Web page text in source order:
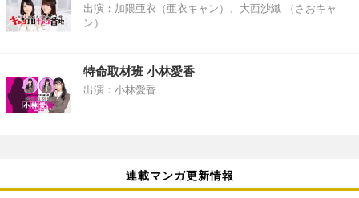
出演：加隈亜衣（亜衣キャン）、大西沙織 （さおキャ
ン）
特命取材班 小林愛香
出演：小林愛香
連載マンガ更新情報